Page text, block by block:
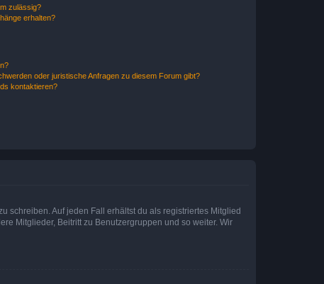
zulässig?
erhalten?
oder juristische Anfragen zu diesem Forum gibt?
kontaktieren?
schreiben. Auf jeden Fall erhältst du als registriertes Mitglied
Mitglieder, Beitritt zu Benutzergruppen und so weiter. Wir